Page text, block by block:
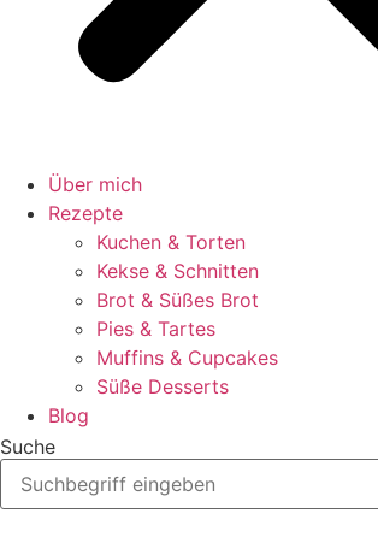
Über mich
Rezepte
Kuchen & Torten
Kekse & Schnitten
Brot & Süßes Brot
Pies & Tartes
Muffins & Cupcakes
Süße Desserts
Blog
Suche